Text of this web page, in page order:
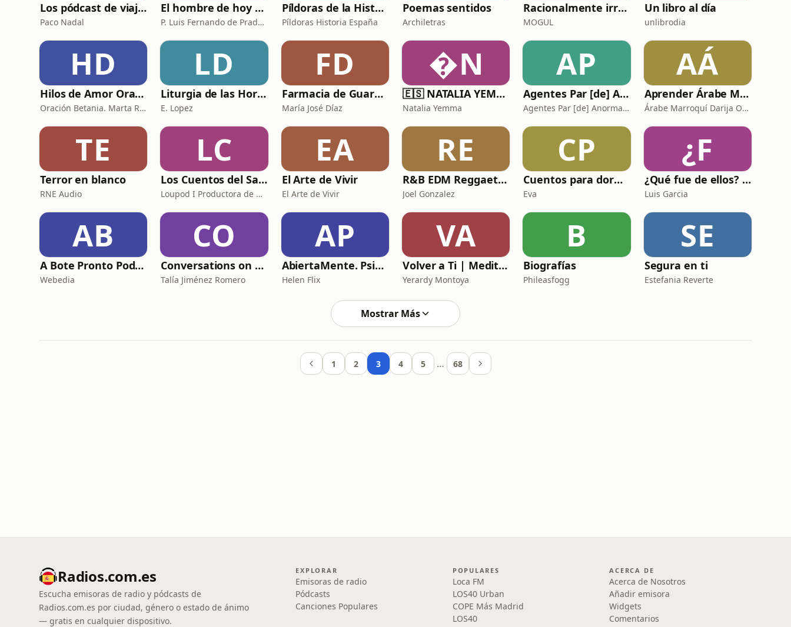
Los pódcast de viajes de Paco Nadal
Paco Nadal
El hombre de hoy y Dios
P. Luis Fernando de Prada - Radio María ESP
Píldoras de la Historia de España
Píldoras Historia España
Poemas sentidos
Archiletras
Racionalmente irracional
MOGUL
Un libro al día
unlibrodia
HD
Hilos de Amor Oraciones que sanan el alma. Encuentros íntimos con Dios.
Oración Betania. Marta Reyes y Cristina Martínez
LD
Liturgia de las Horas (España)
E. Lopez
FD
Farmacia de Guardia
María José Díaz
N
🇪🇸 NATALIA YEMMA
Natalia Yemma
AP
Agentes Par [de] Anormales
Agentes Par [de] Anormales
AÁ
Aprender Árabe Marroquí Darija Online | Curso Dariya de Marruecos desde cero | arabemarroqui.com
Árabe Marroquí Darija Online | arabemarroqui.com
TE
Terror en blanco
RNE Audio
LC
Los Cuentos del Sabio. Historia, filosofía y reflexión
Loupod I Productora de pódcast
EA
El Arte de Vivir
El Arte de Vivir
RE
R&B EDM Reggaeton, Pop MixTape
Joel Gonzalez
CP
Cuentos para dormir/ La voz de la luna
Eva
¿F
¿Qué fue de ellos? En la última fila
Luis Garcia
AB
A Bote Pronto Podcast
Webedia
CO
Conversations on Impact
Talía Jiménez Romero
AP
AbiertaMente. Psicología, filosofía y más.
Helen Flix
VA
Volver a Ti | Meditaciones Guiadas - Yerardy Montoya
Yerardy Montoya
B
Biografías
Phileasfogg
SE
Segura en ti
Estefania Reverte
Mostrar Más
1 2 3 4 5 … 68
Radios.com.es
Escucha emisoras de radio y pódcasts de
Radios.com.es por ciudad, género o estado de ánimo
— gratis en cualquier dispositivo.
EXPLORAR
Emisoras de radio
Pódcasts
Canciones Populares
POPULARES
Loca FM
LOS40 Urban
COPE Más Madrid
LOS40
ACERCA DE
Acerca de Nosotros
Añadir emisora
Widgets
Comentarios